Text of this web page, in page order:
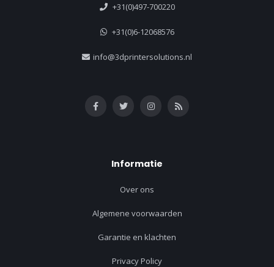
+31(0)497-700220
+31(0)6-12068576
info@3dprintersolutions.nl
Informatie
Over ons
Algemene voorwaarden
Garantie en klachten
Privacy Policy